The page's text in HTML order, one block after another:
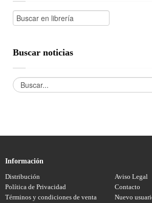
Buscar noticias
Información
Distribución
Aviso Legal
Política de Privacidad
Contacto
Términos y condiciones de venta
Nuevo